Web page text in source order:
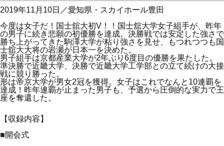
2019年11月10日／愛知県・スカイホール豊田
今度は女子だ！国士舘大初V！！国士舘大学女子組手が、昨年
の男子に続き悲願の初優勝を達成。決勝戦では安定した強さで
勝ち上がってきた駒澤大学が粘り強さを見せ、もつれつつも国
士舘大大将の岩瀬が日本一を決めた。
男子組手は京都産業大学が2年ぶり6度目の優勝を果たした。
準決勝で近畿大学、決勝で近畿大学工学部との立て続けの大接
戦に競り勝った。
形は帝京大学が男女2冠を獲得。女子はこれでなんと10連覇を
達成！昨年連覇が止まった男子も、予選から圧倒的な実力で王
座を奪還した。
【収録内容】
■開会式